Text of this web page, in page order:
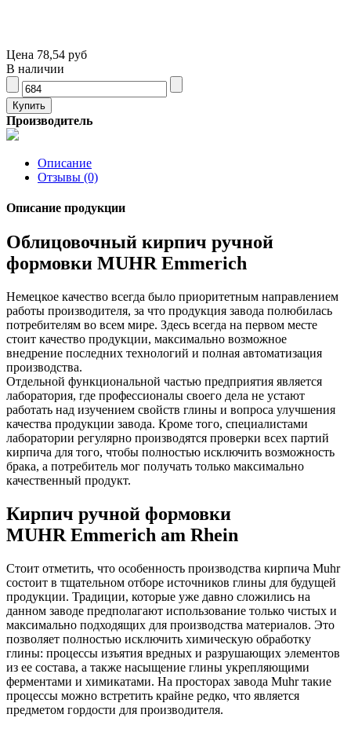
Цена 78,54 руб
В наличии
Производитель
Описание
Отзывы (0)
Описание продукции
Облицовочный кирпич ручной
формовки MUHR Emmerich
Немецкое качество всегда было приоритетным направлением
работы производителя, за что продукция завода полюбилась
потребителям во всем мире. Здесь всегда на первом месте
стоит качество продукции, максимально возможное
внедрение последних технологий и полная автоматизация
производства.
Отдельной функциональной частью предприятия является
лаборатория, где профессионалы своего дела не устают
работать над изучением свойств глины и вопроса улучшения
качества продукции завода. Кроме того, специалистами
лаборатории регулярно производятся проверки всех партий
кирпича для того, чтобы полностью исключить возможность
брака, а потребитель мог получать только максимально
качественный продукт.
Кирпич ручной формовки
MUHR Emmerich am Rhein
Стоит отметить, что особенность производства кирпича Muhr
состоит в тщательном отборе источников глины для будущей
продукции. Традиции, которые уже давно сложились на
данном заводе предполагают использование только чистых и
максимально подходящих для производства материалов. Это
позволяет полностью исключить химическую обработку
глины: процессы изъятия вредных и разрушающих элементов
из ее состава, а также насыщение глины укрепляющими
ферментами и химикатами. На просторах завода Muhr такие
процессы можно встретить крайне редко, что является
предметом гордости для производителя.